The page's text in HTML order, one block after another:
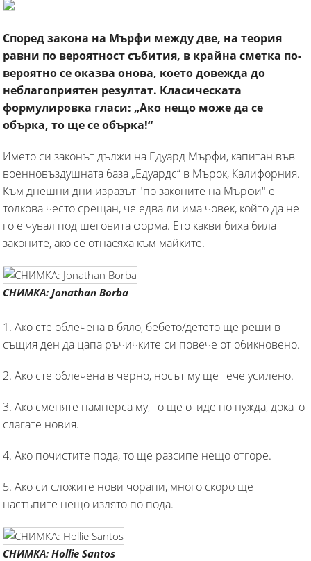
Според закона на Мърфи между две, на теория
равни по вероятност събития, в крайна сметка по-
вероятно се оказва онова, което довежда до
неблагоприятен резултат. Класическата
формулировка гласи: „Ако нещо може да се
обърка, то ще се обърка!“
Името си законът дължи на Едуард Мърфи, капитан във
военновъздушната база „Едуардс“ в Мърок, Калифорния.
Към днешни дни изразът "по законите на Мърфи" е
толкова често срещан, че едва ли има човек, който да не
го е чувал под шеговита форма. Ето какви биха била
законите, ако се отнасяха към майките.
СНИМКА: Jonathan Borba
1. Ако сте облечена в бяло, бебето/детето ще реши в
същия ден да цапа ръчичките си повече от обикновено.
2. Ако сте облечена в черно, носът му ще тече усилено.
3. Ако сменяте памперса му, то ще отиде по нужда, докато
слагате новия.
4. Ако почистите пода, то ще разсипе нещо отгоре.
5. Ако си сложите нови чорапи, много скоро ще
настъпите нещо излято по пода.
СНИМКА: Hollie Santos